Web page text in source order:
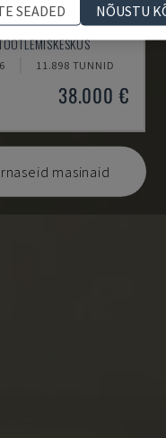
11.898 TUNNID
38.000 €
masinaid
SEADED
NÕUSTU